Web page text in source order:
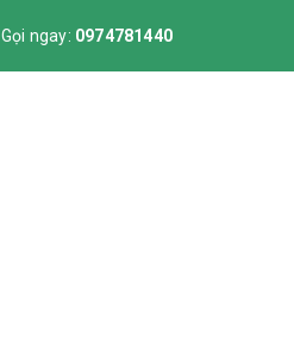
Gọi ngay: 0974781440